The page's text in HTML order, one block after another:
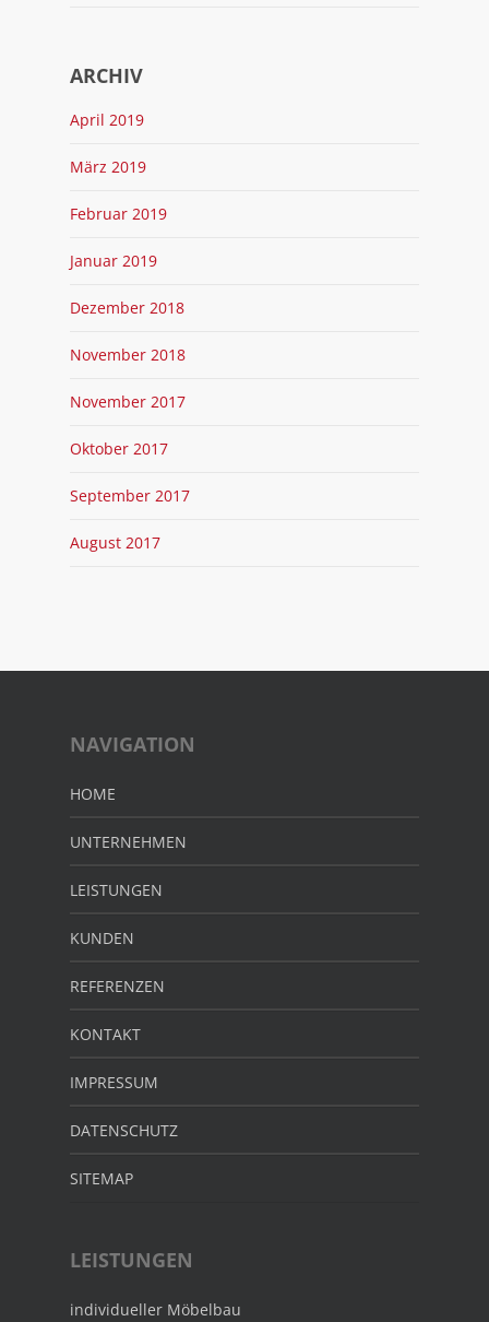
ARCHIV
April 2019
März 2019
Februar 2019
Januar 2019
Dezember 2018
November 2018
November 2017
Oktober 2017
September 2017
August 2017
NAVIGATION
HOME
UNTERNEHMEN
LEISTUNGEN
KUNDEN
REFERENZEN
KONTAKT
IMPRESSUM
DATENSCHUTZ
SITEMAP
LEISTUNGEN
individueller Möbelbau